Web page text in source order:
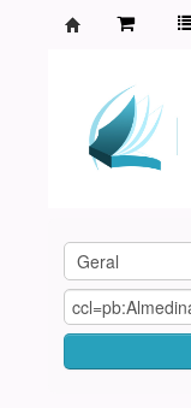
Agamenon